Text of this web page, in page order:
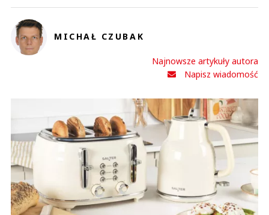
MICHAŁ CZUBAK
Najnowsze artykuły autora
Napisz wiadomość